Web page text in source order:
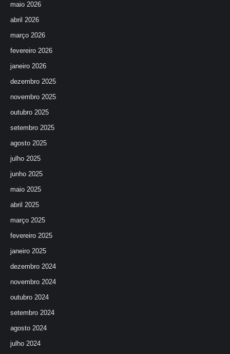
maio 2026
abril 2026
março 2026
fevereiro 2026
janeiro 2026
dezembro 2025
novembro 2025
outubro 2025
setembro 2025
agosto 2025
julho 2025
junho 2025
maio 2025
abril 2025
março 2025
fevereiro 2025
janeiro 2025
dezembro 2024
novembro 2024
outubro 2024
setembro 2024
agosto 2024
julho 2024